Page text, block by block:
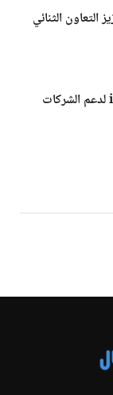
التعاون الثنائي
شراكة الصومال وiRise Hub لدعم الشركات